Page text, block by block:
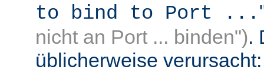
to bind to Port ...
nicht an Port ... binden").
üblicherweise verursacht: